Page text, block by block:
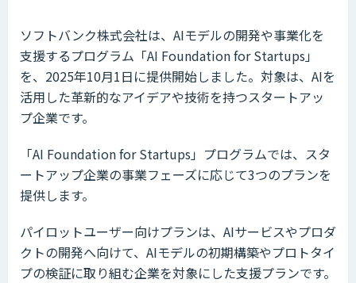
ソフトバンク株式会社は、AIモデルの開発や事業化を
支援するプログラム「AI Foundation for Startups」
を、2025年10月1日に提供開始しました。対象は、AIを
活用した革新的なアイデアや技術を持つスタートアッ
プ企業です。
「AI Foundation for Startups」プログラムでは、スタ
ートアップ企業の事業フェーズに応じて3つのプランを
提供します。
パイロットユーザー向けプランは、AIサービスやプロダ
クトの開発へ向けて、AIモデルの初期構築やプロトタイ
プの検証に取り組む企業を対象にした支援プランです。